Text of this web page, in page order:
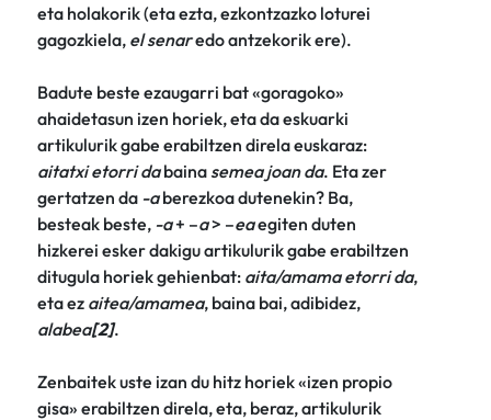
eta holakorik (eta ezta, ezkontzazko loturei
gagozkiela, el senaredo antzekorik ere).
Badute beste ezaugarri bat «goragoko»
ahaidetasun izen horiek, eta da eskuarki
artikulurik gabe erabiltzen direla euskaraz:
aitatxi etorri dabainasemea joan da. Eta zer
gertatzen da -aberezkoa dutenekin? Ba,
besteak beste, -a+ –a> –eaegiten duten
hizkerei esker dakigu artikulurik gabe erabiltzen
ditugula horiek gehienbat: aita/amama etorri da,
eta ez aitea/amamea, baina bai, adibidez,
alabea[2].
Zenbaitek uste izan du hitz horiek «izen propio
gisa» erabiltzen direla, eta, beraz, artikulurik